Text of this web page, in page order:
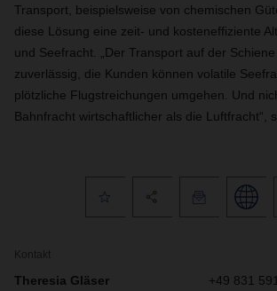
Transport, beispielsweise von chemischen
diese Lösung eine zeit- und kosteneffiziente
und Seefracht. „Der Transport auf der
zuverlässig, die Kunden können volatile
plötzliche Flugstreichungen umgehen. Und
Bahnfracht wirtschaftlicher als die Luftfracht“,
Kontakt
Theresia Gläser
+49 831